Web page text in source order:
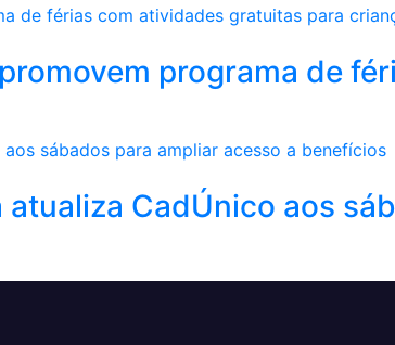
programa de
CadÚnico aos